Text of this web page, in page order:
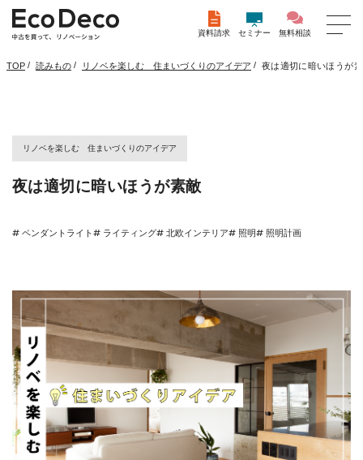
資料請求 セミナー 無料相談
TOP / 読みもの / リノベを楽しむ 住まいづくりのアイデア / 夜は適切に暗いほうが
リノベを楽しむ 住まいづくりのアイデア
夜は適切に暗いほうが素敵
# ペンダントライト# ライティング# 北欧インテリア# 照明# 照明計画